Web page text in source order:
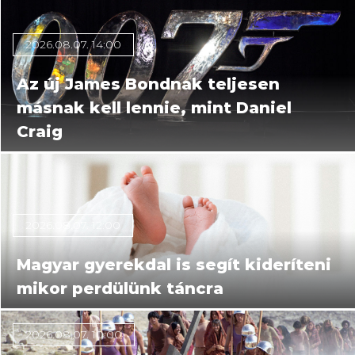
2026.08.07. 14:00
Az új James Bondnak teljesen
másnak kell lennie, mint Daniel
Craig
Magyar gyerekdal is segít kideríteni
mikor perdülünk táncra
2026.08.07. 10:00